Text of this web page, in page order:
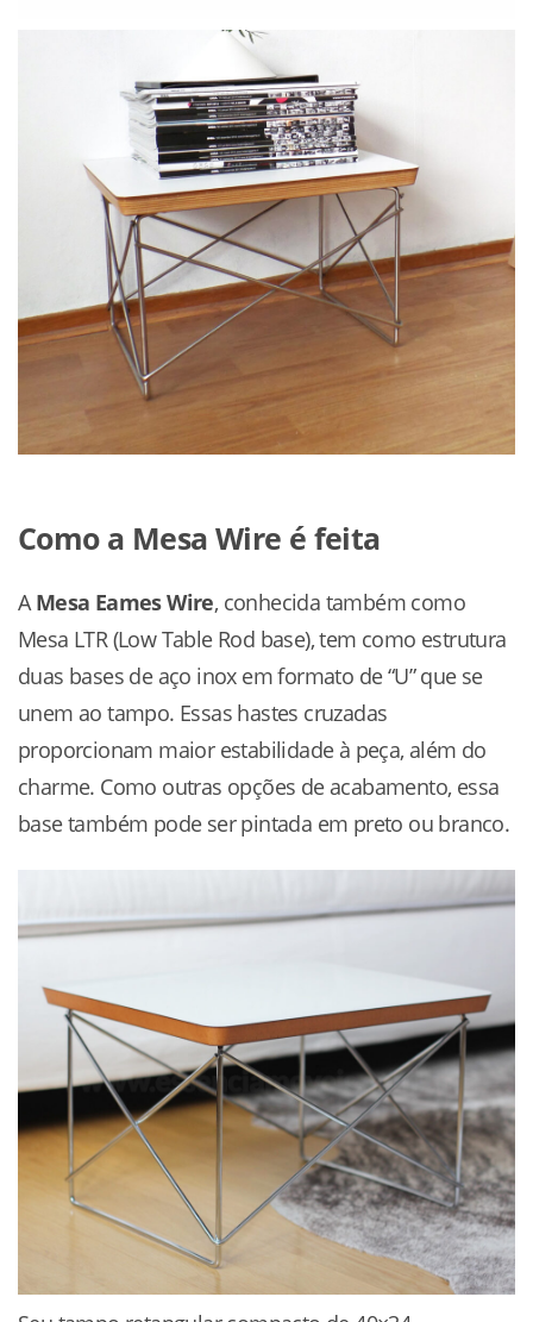
Como a Mesa Wire é feita
AMesa Eames Wire, conhecida também como
Mesa LTR (Low Table Rod base), tem como estrutura
duas bases de aço inox em formato de “U” que se
unem ao tampo. Essas hastes cruzadas
proporcionam maior estabilidade à peça, além do
charme. Como outras opções de acabamento, essa
base também pode ser pintada em preto ou branco.